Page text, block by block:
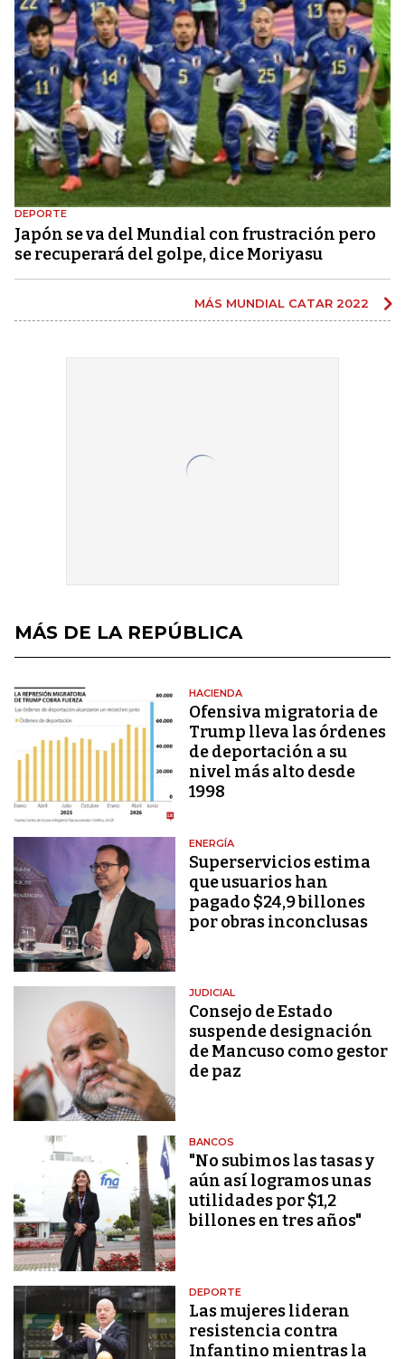
DEPORTE
Japón se va del Mundial con frustración pero
se recuperará del golpe, dice Moriyasu
MÁS MUNDIAL CATAR 2022
MÁS DE LA REPÚBLICA
HACIENDA
Ofensiva migratoria de
Trump lleva las órdenes
de deportación a su
nivel más alto desde
1998
ENERGÍA
Superservicios estima
que usuarios han
pagado $24,9 billones
por obras inconclusas
JUDICIAL
Consejo de Estado
suspende designación
de Mancuso como gestor
de paz
BANCOS
"No subimos las tasas y
aún así logramos unas
utilidades por $1,2
billones en tres años"
DEPORTE
Las mujeres lideran
resistencia contra
Infantino mientras la